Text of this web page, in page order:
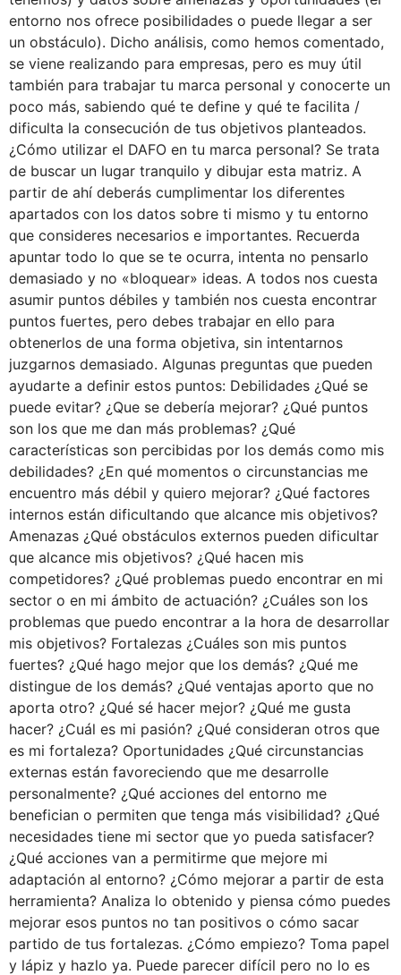
entorno nos ofrece posibilidades o puede llegar a ser
un obstáculo). Dicho análisis, como hemos comentado,
se viene realizando para empresas, pero es muy útil
también para trabajar tu marca personal y conocerte un
poco más, sabiendo qué te define y qué te facilita /
dificulta la consecución de tus objetivos planteados.
¿Cómo utilizar el DAFO en tu marca personal? Se trata
de buscar un lugar tranquilo y dibujar esta matriz. A
partir de ahí deberás cumplimentar los diferentes
apartados con los datos sobre ti mismo y tu entorno
que consideres necesarios e importantes. Recuerda
apuntar todo lo que se te ocurra, intenta no pensarlo
demasiado y no «bloquear» ideas. A todos nos cuesta
asumir puntos débiles y también nos cuesta encontrar
puntos fuertes, pero debes trabajar en ello para
obtenerlos de una forma objetiva, sin intentarnos
juzgarnos demasiado. Algunas preguntas que pueden
ayudarte a definir estos puntos: Debilidades ¿Qué se
puede evitar? ¿Que se debería mejorar? ¿Qué puntos
son los que me dan más problemas? ¿Qué
características son percibidas por los demás como mis
debilidades? ¿En qué momentos o circunstancias me
encuentro más débil y quiero mejorar? ¿Qué factores
internos están dificultando que alcance mis objetivos?
Amenazas ¿Qué obstáculos externos pueden dificultar
que alcance mis objetivos? ¿Qué hacen mis
competidores? ¿Qué problemas puedo encontrar en mi
sector o en mi ámbito de actuación? ¿Cuáles son los
problemas que puedo encontrar a la hora de desarrollar
mis objetivos? Fortalezas ¿Cuáles son mis puntos
fuertes? ¿Qué hago mejor que los demás? ¿Qué me
distingue de los demás? ¿Qué ventajas aporto que no
aporta otro? ¿Qué sé hacer mejor? ¿Qué me gusta
hacer? ¿Cuál es mi pasión? ¿Qué consideran otros que
es mi fortaleza? Oportunidades ¿Qué circunstancias
externas están favoreciendo que me desarrolle
personalmente? ¿Qué acciones del entorno me
benefician o permiten que tenga más visibilidad? ¿Qué
necesidades tiene mi sector que yo pueda satisfacer?
¿Qué acciones van a permitirme que mejore mi
adaptación al entorno? ¿Cómo mejorar a partir de esta
herramienta? Analiza lo obtenido y piensa cómo puedes
mejorar esos puntos no tan positivos o cómo sacar
partido de tus fortalezas. ¿Cómo empiezo? Toma papel
y lápiz y hazlo ya. Puede parecer difícil pero no lo es